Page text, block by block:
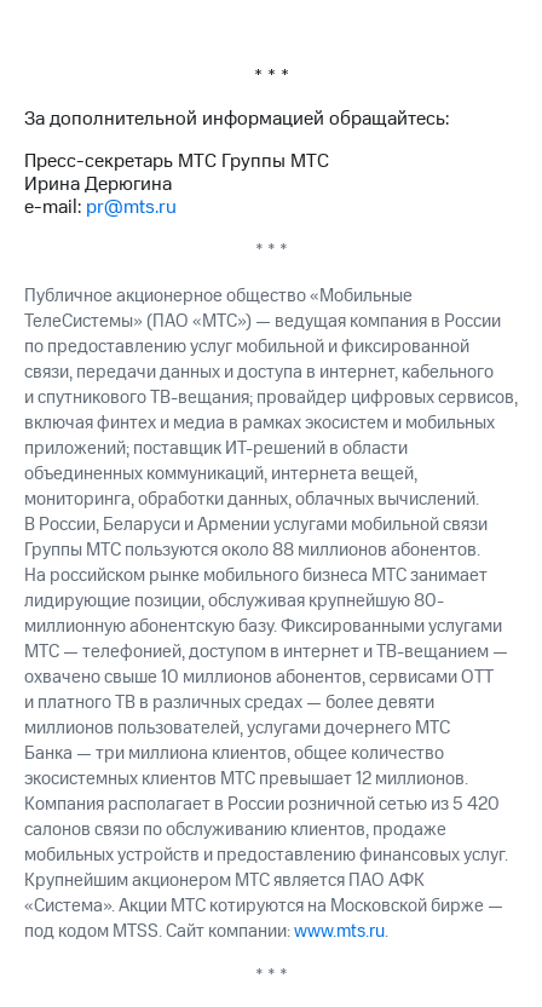
* * *
За дополнительной информацией обращайтесь:
Пресс-секретарь МТС Группы МТС
Ирина Дерюгина
e-mail: pr@mts.ru
* * *
Публичное акционерное общество «Мобильные
ТелеСистемы» (ПАО «МТС») — ведущая компания в России
по предоставлению услуг мобильной и фиксированной
связи, передачи данных и доступа в интернет, кабельного
и спутникового ТВ-вещания; провайдер цифровых сервисов,
включая финтех и медиа в рамках экосистем и мобильных
приложений; поставщик ИТ-решений в области
объединенных коммуникаций, интернета вещей,
мониторинга, обработки данных, облачных вычислений.
В России, Беларуси и Армении услугами мобильной связи
Группы МТС пользуются около 88 миллионов абонентов.
На российском рынке мобильного бизнеса МТС занимает
лидирующие позиции, обслуживая крупнейшую 80-
миллионную абонентскую базу. Фиксированными услугами
МТС — телефонией, доступом в интернет и ТВ-вещанием —
охвачено свыше 10 миллионов абонентов, сервисами OTT
и платного ТВ в различных средах — более девяти
миллионов пользователей, услугами дочернего МТС
Банка — три миллиона клиентов, общее количество
экосистемных клиентов МТС превышает 12 миллионов.
Компания располагает в России розничной сетью из 5 420
салонов связи по обслуживанию клиентов, продаже
мобильных устройств и предоставлению финансовых услуг.
Крупнейшим акционером МТС является ПАО АФК
«Система». Акции МТС котируются на Московской бирже —
под кодом MTSS. Сайт компании:www.mts.ru.
* * *